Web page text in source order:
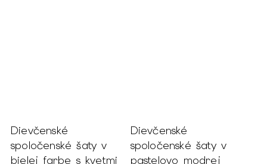
Dievčenské
spoločenské šaty v
bielej farbe s kvetmi
Dievčenské
spoločenské šaty v
pastelovo modrej